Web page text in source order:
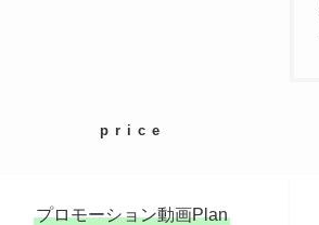
price
プロモーション動画Plan